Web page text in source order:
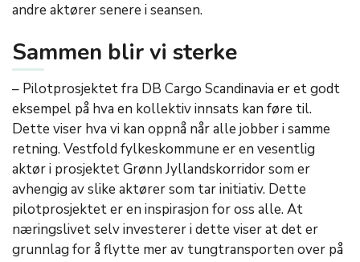
andre aktører senere i seansen.
Sammen blir vi sterke
– Pilotprosjektet fra DB Cargo Scandinavia er et godt
eksempel på hva en kollektiv innsats kan føre til.
Dette viser hva vi kan oppnå når alle jobber i samme
retning. Vestfold fylkeskommune er en vesentlig
aktør i prosjektet Grønn Jyllandskorridor som er
avhengig av slike aktører som tar initiativ. Dette
pilotprosjektet er en inspirasjon for oss alle. At
næringslivet selv investerer i dette viser at det er
grunnlag for å flytte mer av tungtransporten over på